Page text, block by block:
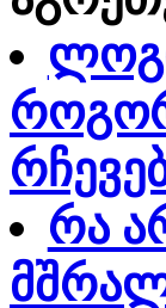
რა